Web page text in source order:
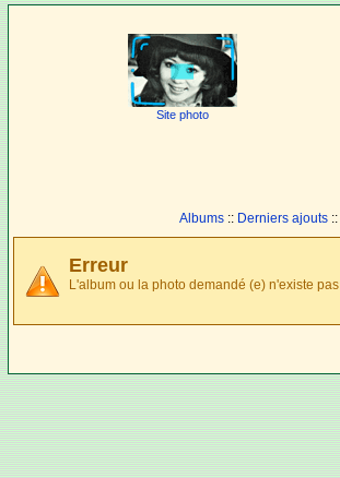
Site photo
Albums :: Derniers ajouts ::
Erreur
L'album ou la photo demandé (e) n'existe pas